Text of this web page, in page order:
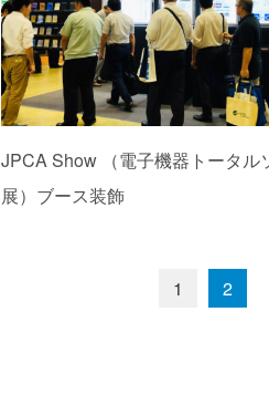
JPCA Show （電子機器トータル
展）ブース装飾
1 2